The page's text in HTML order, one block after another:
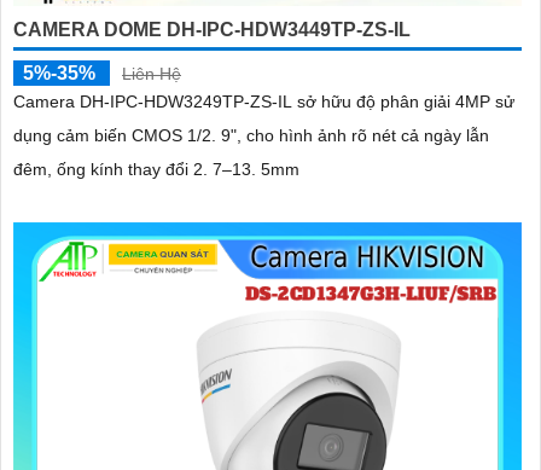
CAMERA DOME DH-IPC-HDW3449TP-ZS-IL
5%-35%
Liên Hệ
Camera DH-IPC-HDW3249TP-ZS-IL sở hữu độ phân giải 4MP sử
dụng cảm biến CMOS 1/2. 9", cho hình ảnh rõ nét cả ngày lẫn
đêm, ống kính thay đổi 2. 7–13. 5mm